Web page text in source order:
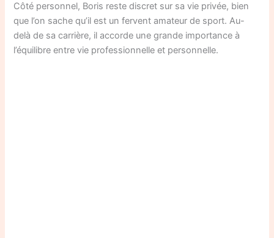
Côté personnel, Boris reste discret sur sa vie privée, bien
que l’on sache qu’il est un fervent amateur de sport. Au-
delà de sa carrière, il accorde une grande importance à
l’équilibre entre vie professionnelle et personnelle.